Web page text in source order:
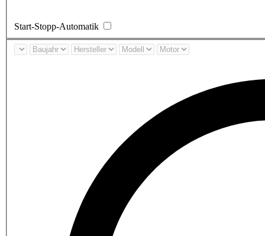
Start-Stopp-Automatik